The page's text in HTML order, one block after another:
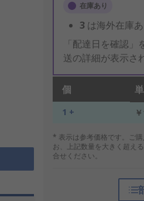
在庫あり
3 は海外在庫あ
「配達日を確認
送の詳細が表示さ
個
1 +
* 表示は参考価格です。ご
お、上記数量を大きく超え
合せください。